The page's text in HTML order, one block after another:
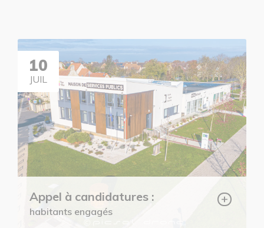
10
JUIL
Appel à candidatures :
habitants engagés
+